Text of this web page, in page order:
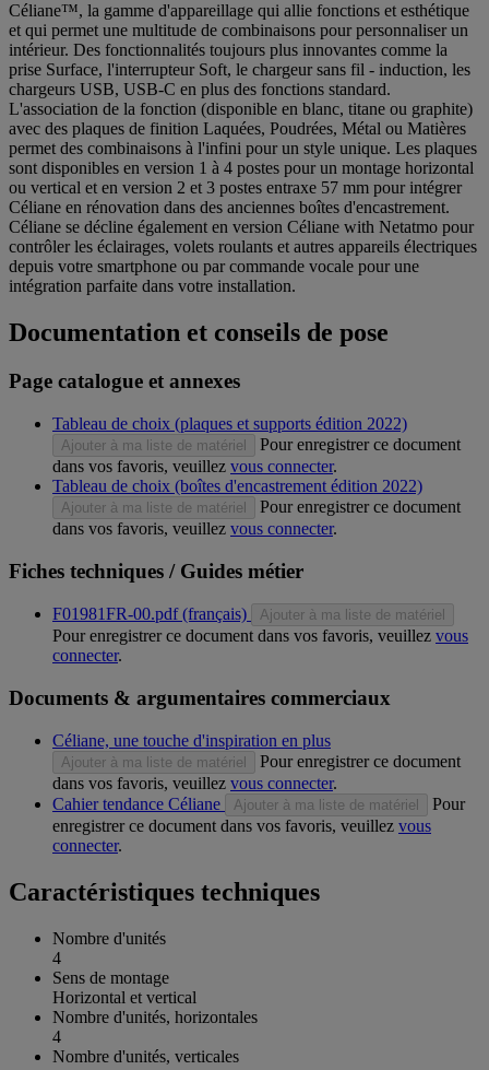
Céliane™, la gamme d'appareillage qui allie fonctions et esthétique
et qui permet une multitude de combinaisons pour personnaliser un
intérieur. Des fonctionnalités toujours plus innovantes comme la
prise Surface, l'interrupteur Soft, le chargeur sans fil - induction, les
chargeurs USB, USB-C en plus des fonctions standard.
L'association de la fonction (disponible en blanc, titane ou graphite)
avec des plaques de finition Laquées, Poudrées, Métal ou Matières
permet des combinaisons à l'infini pour un style unique. Les plaques
sont disponibles en version 1 à 4 postes pour un montage horizontal
ou vertical et en version 2 et 3 postes entraxe 57 mm pour intégrer
Céliane en rénovation dans des anciennes boîtes d'encastrement.
Céliane se décline également en version Céliane with Netatmo pour
contrôler les éclairages, volets roulants et autres appareils électriques
depuis votre smartphone ou par commande vocale pour une
intégration parfaite dans votre installation.
Documentation et conseils de pose
Page catalogue et annexes
Tableau de choix (plaques et supports édition 2022)
Ajouter à ma liste de matériel
Pour enregistrer ce document
dans vos favoris, veuillez vous connecter.
Tableau de choix (boîtes d'encastrement édition 2022)
Ajouter à ma liste de matériel
Pour enregistrer ce document
dans vos favoris, veuillez vous connecter.
Fiches techniques / Guides métier
F01981FR-00.pdf (français) Ajouter à ma liste de matériel
Pour enregistrer ce document dans vos favoris, veuillez vous
connecter.
Documents & argumentaires commerciaux
Céliane, une touche d'inspiration en plus
Ajouter à ma liste de matériel
Pour enregistrer ce document
dans vos favoris, veuillez vous connecter.
Cahier tendance Céliane
Ajouter à ma liste de matériel
Pour
enregistrer ce document dans vos favoris, veuillez vous
connecter.
Caractéristiques techniques
Nombre d'unités
4
Sens de montage
Horizontal et vertical
Nombre d'unités, horizontales
4
Nombre d'unités, verticales